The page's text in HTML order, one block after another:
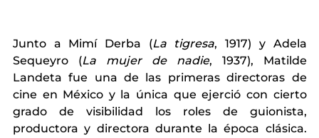
Junto a Mimí Derba (La tigresa, 1917) y Adela
Sequeyro (La mujer de nadie, 1937), Matilde
Landeta fue una de las primeras directoras de
cine en México y la única que ejerció con cierto
grado de visibilidad los roles de guionista,
productora y directora durante la época clásica.